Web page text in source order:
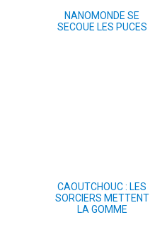
NANOMONDE SE
SECOUE LES PUCES
CAOUTCHOUC : LES
SORCIERS METTENT
LA GOMME